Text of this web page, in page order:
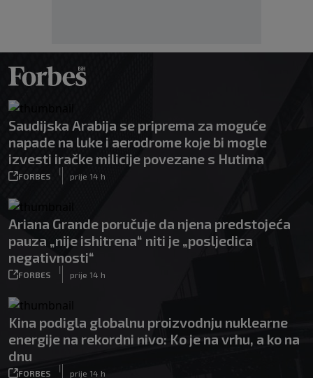
Saudijska Arabija se priprema za moguće
napade na luke i aerodrome koje bi mogle
izvesti iračke milicije povezane s Hutima
FORBES
|
prije 14 h
Ariana Grande poručuje da njena predstojeća
pauza „nije ishitrena“ niti je „posljedica
negativnosti“
FORBES
|
prije 14 h
Kina podigla globalnu proizvodnju nuklearne
energije na rekordni nivo: Ko je na vrhu, a ko na
dnu
FORBES
|
prije 14 h